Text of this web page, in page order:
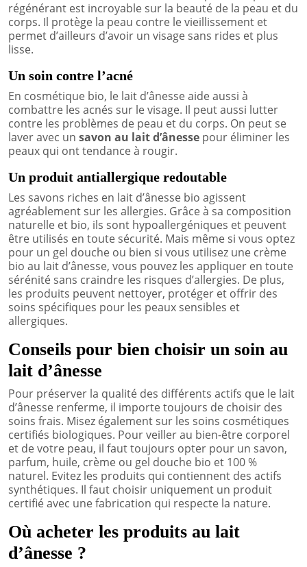
régénérant est incroyable sur la beauté de la peau et du
corps. Il protège la peau contre le vieillissement et
permet d’ailleurs d’avoir un visage sans rides et plus
lisse.
Un soin contre l’acné
En cosmétique bio, le lait d’ânesse aide aussi à
combattre les acnés sur le visage. Il peut aussi lutter
contre les problèmes de peau et du corps. On peut se
laver avec un savon au lait d’ânesse pour éliminer les
peaux qui ont tendance à rougir.
Un produit antiallergique redoutable
Les savons riches en lait d’ânesse bio agissent
agréablement sur les allergies. Grâce à sa composition
naturelle et bio, ils sont hypoallergéniques et peuvent
être utilisés en toute sécurité. Mais même si vous optez
pour un gel douche ou bien si vous utilisez une crème
bio au lait d’ânesse, vous pouvez les appliquer en toute
sérénité sans craindre les risques d’allergies. De plus,
les produits peuvent nettoyer, protéger et offrir des
soins spécifiques pour les peaux sensibles et
allergiques.
Conseils pour bien choisir un soin au
lait d’ânesse
Pour préserver la qualité des différents actifs que le lait
d’ânesse renferme, il importe toujours de choisir des
soins frais. Misez également sur les soins cosmétiques
certifiés biologiques. Pour veiller au bien-être corporel
et de votre peau, il faut toujours opter pour un savon,
parfum, huile, crème ou gel douche bio et 100 %
naturel. Evitez les produits qui contiennent des actifs
synthétiques. Il faut choisir uniquement un produit
certifié avec une fabrication qui respecte la nature.
Où acheter les produits au lait
d’ânesse ?